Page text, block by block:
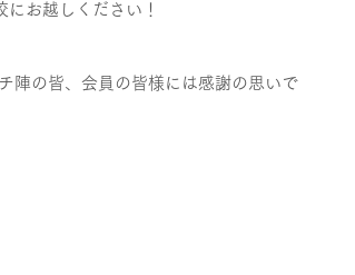
お越しください！
陣の皆、会員の皆様には感謝の思いで